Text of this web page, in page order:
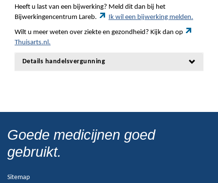
Heeft u last van een bijwerking? Meld dit dan bij het
Bijwerkingencentrum Lareb.
Ik wil een bijwerking melden.
Wilt u meer weten over ziekte en gezondheid? Kijk dan op
Thuisarts.nl.
Details handelsvergunning
Goede medicijnen goed
gebruikt.
Sitemap